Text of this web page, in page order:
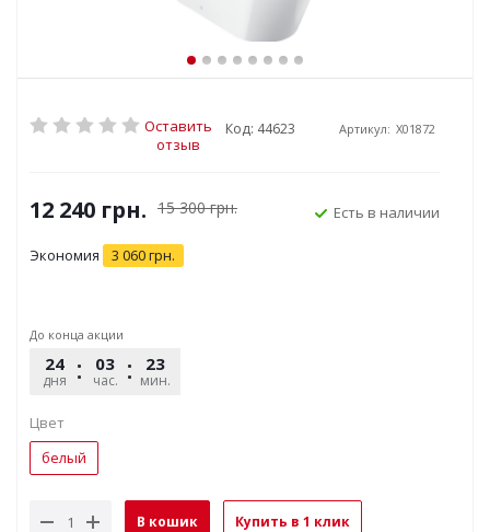
Оставить
отзыв
Код: 44623 Артикул: X01872
12 240 грн. 15 300грн.
Экономия 3 060грн.
Есть в наличии
До конца акции
24
дня
03
час.
23
мин.
Цвет
белый
В кошик Купить в 1 клик